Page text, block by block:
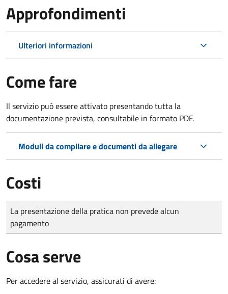
Approfondimenti
Ulteriori informazioni
Come fare
Il servizio può essere attivato presentando tutta la
documentazione prevista, consultabile in formato PDF.
Moduli da compilare e documenti da allegare
Costi
Tipo di pagamento
Importo
La presentazione della pratica non prevede alcun
pagamento
Cosa serve
Per accedere al servizio, assicurati di avere: